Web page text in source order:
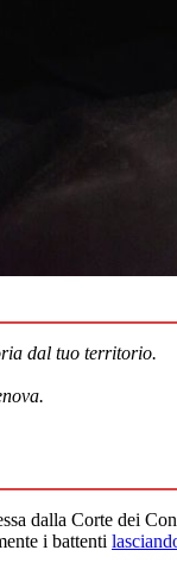
dal tuo territorio.
dalla Corte dei
i battenti